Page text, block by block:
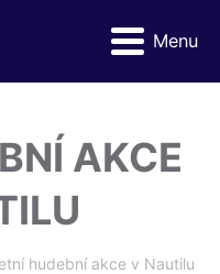
Menu
AKCE
hudební akce v Nautilu